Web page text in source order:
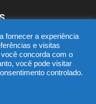
fornecer a experiência
e visitas
você concorda com o
você pode visitar
controlado.